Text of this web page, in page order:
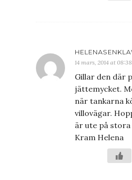
14 mars, 2014 at 08:38
Gillar den där
jättemycket.
när tankarna
villovägar.
är ute på stora
Kram Helena